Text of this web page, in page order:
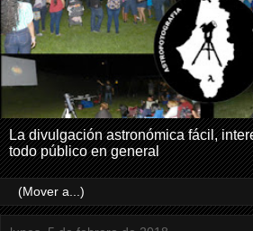
La divulgación astronómica fácil,
todo público en general